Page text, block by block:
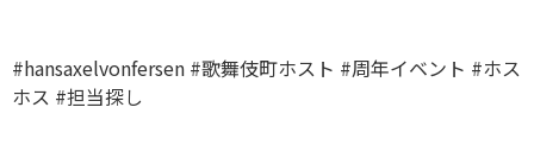
#hansaxelvonfersen #歌舞伎町ホスト #周年イベント #ホス
ホス #担当探し